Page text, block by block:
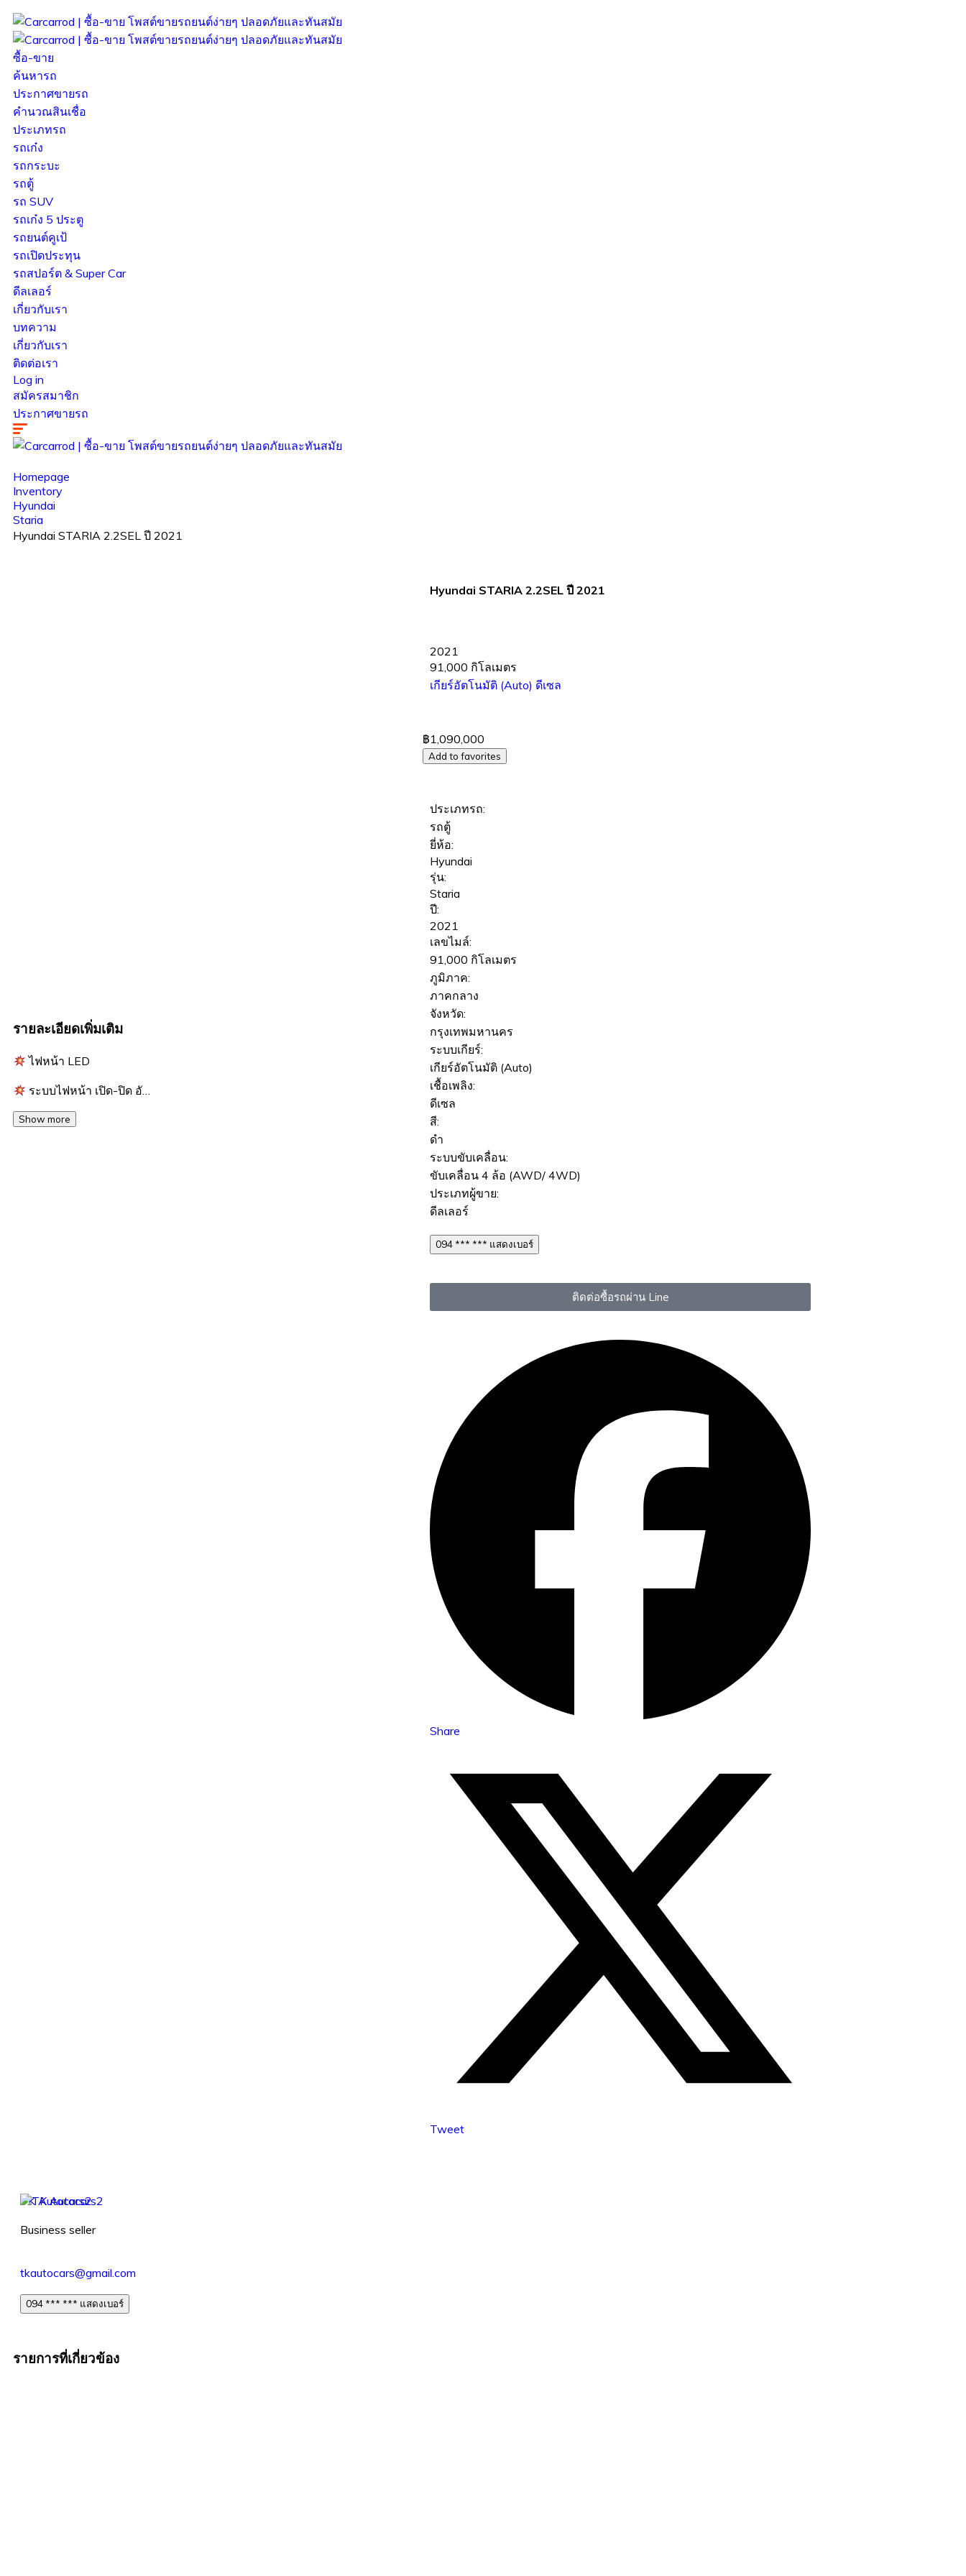
ซื้อ-ขาย
ค้นหารถ
ประกาศขายรถ
คำนวณสินเชื่อ
ประเภทรถ
รถเก๋ง
รถกระบะ
รถตู้
รถ SUV
รถเก๋ง 5 ประตู
รถยนต์คูเป้
รถเปิดประทุน
รถสปอร์ต & Super Car
ดีลเลอร์
เกี่ยวกับเรา
บทความ
เกี่ยวกับเรา
ติดต่อเรา
Log in
สมัครสมาชิก
ประกาศขายรถ
Homepage
Inventory
Hyundai
Staria
Hyundai STARIA 2.2SEL ปี 2021
รายละเอียดเพิ่มเติม
ไฟหน้า LED
ระบบไฟหน้า เปิด-ปิด อั…
Show more
Hyundai STARIA 2.2SEL ปี 2021
2021
91,000 กิโลเมตร
เกียร์อัตโนมัติ (Auto) ดีเซล
฿1,090,000
Add to favorites
ประเภทรถ:
รถตู้
ยี่ห้อ:
Hyundai
รุ่น:
Staria
ปี:
2021
เลขไมล์:
91,000 กิโลเมตร
ภูมิภาค:
ภาคกลาง
จังหวัด:
กรุงเทพมหานคร
ระบบเกียร์:
เกียร์อัตโนมัติ (Auto)
เชื้อเพลิง:
ดีเซล
สี:
ดำ
ระบบขับเคลื่อน:
ขับเคลื่อน 4 ล้อ (AWD/ 4WD)
ประเภทผู้ขาย:
ดีลเลอร์
094 *** *** แสดงเบอร์
ติดต่อซื้อรถผ่าน Line
Share
Tweet
TK Autocars2
Business seller
tkautocars@gmail.com
094 *** *** แสดงเบอร์
รายการที่เกี่ยวข้อง